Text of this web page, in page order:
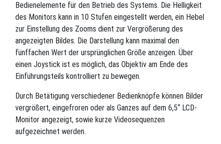
Bedienelemente für den Betrieb des Systems. Die Helligkeit
des Monitors kann in 10 Stufen eingestellt werden, ein Hebel
zur Einstellung des Zooms dient zur Vergrößerung des
angezeigten Bildes. Die Darstellung kann maximal den
fünffachen Wert der ursprünglichen Größe anzeigen. Über
einen Joystick ist es möglich, das Objektiv am Ende des
Einführungsteils kontrolliert zu bewegen.
Durch Betätigung verschiedener Bedienknöpfe können Bilder
vergrößert, eingefroren oder als Ganzes auf dem 6,5“ LCD-
Monitor angezeigt, sowie kurze Videosequenzen
aufgezeichnet werden.